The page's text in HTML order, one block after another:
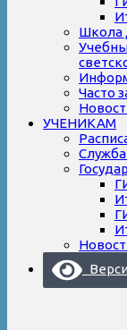
Школа
Часто
УЧЕНИКАМ